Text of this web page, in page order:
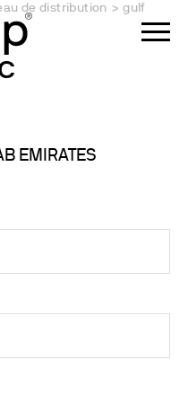
de distribution > gulf
EMIRATES